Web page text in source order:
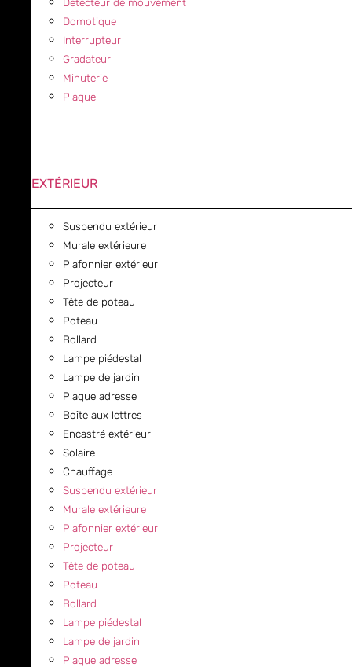
Domotique
Interrupteur
Gradateur
Minuterie
Plaque
EXTÉRIEUR
Suspendu extérieur
Murale extérieure
Plafonnier extérieur
Projecteur
Tête de poteau
Poteau
Bollard
Lampe piédestal
Lampe de jardin
Plaque adresse
Boîte aux lettres
Encastré extérieur
Solaire
Chauffage
Suspendu extérieur
Murale extérieure
Plafonnier extérieur
Projecteur
Tête de poteau
Poteau
Bollard
Lampe piédestal
Lampe de jardin
Plaque adresse